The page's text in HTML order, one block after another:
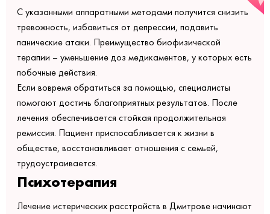
С указанными аппаратными методами получится снизить
тревожность, избавиться от депрессии, подавить
панические атаки. Преимущество биофизической
терапии – уменьшение доз медикаментов, у которых есть
побочные действия.
Если вовремя обратиться за помощью, специалисты
помогают достичь благоприятных результатов. После
лечения обеспечивается стойкая продолжительная
ремиссия. Пациент приспосабливается к жизни в
обществе, восстанавливает отношения с семьей,
трудоустраивается.
Психотерапия
Лечение истерических расстройств в Дмитрове начинают